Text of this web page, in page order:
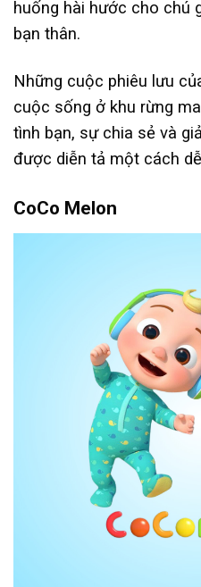
huống hài hước cho chú
bạn thân.
Những cuộc phiêu lưu
cuộc sống ở khu rừng
tình bạn, sự chia sẻ và
được diễn tả một cách
CoCo Melon